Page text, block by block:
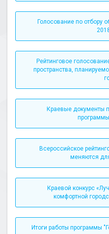
Голосование по отбору
Рейтинговое
пространства,
Краевые документы
Всероссийское
меняются
Краевой конкурс
комфортной
Итоги работы программы